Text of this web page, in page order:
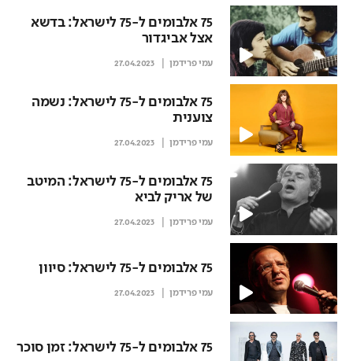
75 אלבומים ל-75 לישראל: בדשא
אצל אביגדור
עמי פרידמן 27.04.2023
75 אלבומים ל-75 לישראל: נשמה
צוענית
עמי פרידמן 27.04.2023
75 אלבומים ל-75 לישראל: המיטב
של אריק לביא
עמי פרידמן 27.04.2023
75 אלבומים ל-75 לישראל: סיוון
עמי פרידמן 27.04.2023
75 אלבומים ל-75 לישראל: זמן סוכר